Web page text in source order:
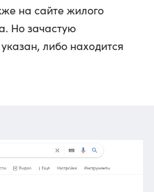
на сайте жилого
Но зачастую
либо находится